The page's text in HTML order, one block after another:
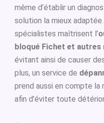
même d’établir un
solution la mieux
spécialistes maîtrisent l’
bloqué Fichet et
évitant ainsi de causer
plus, un service de
prend aussi en compte la
afin d’éviter toute